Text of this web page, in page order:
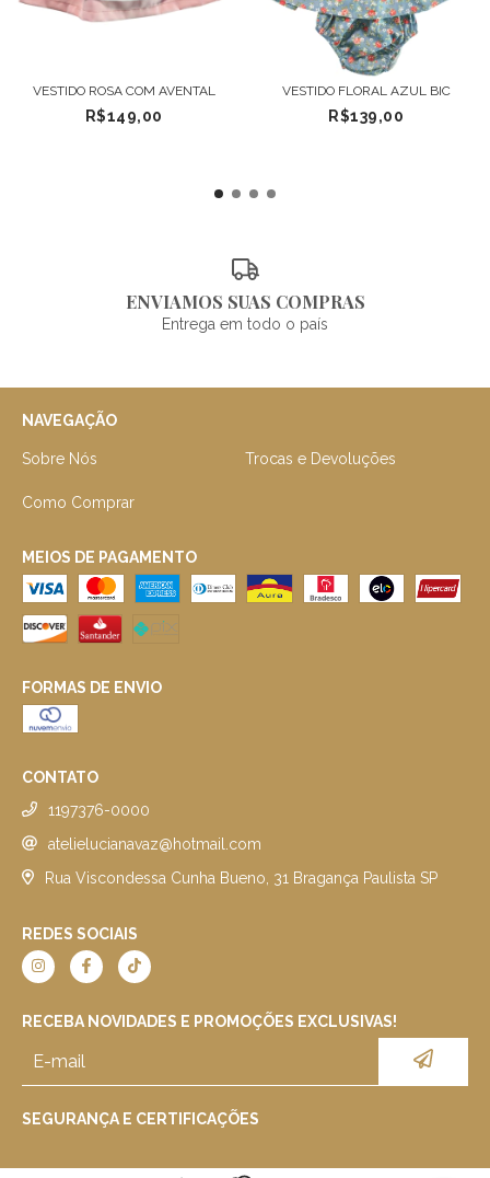
VESTIDO ROSA COM AVENTAL
R$149,00
VESTIDO FLORAL AZUL BIC
R$139,00
ENVIAMOS SUAS COMPRAS
Entrega em todo o país
NAVEGAÇÃO
Sobre Nós Trocas e Devoluções
Como Comprar
MEIOS DE PAGAMENTO
FORMAS DE ENVIO
CONTATO
1197376-0000
atelielucianavaz@hotmail.com
Rua Viscondessa Cunha Bueno, 31 Bragança Paulista SP
REDES SOCIAIS
RECEBA NOVIDADES E PROMOÇÕES EXCLUSIVAS!
SEGURANÇA E CERTIFICAÇÕES